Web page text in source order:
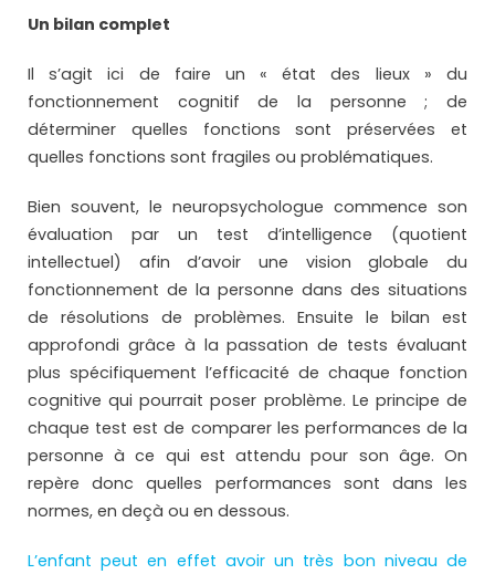
Un bilan complet
Il s’agit ici de faire un « état des lieux » du
fonctionnement cognitif de la personne ; de
déterminer quelles fonctions sont préservées et
quelles fonctions sont fragiles ou problématiques.
Bien souvent, le neuropsychologue commence son
évaluation par un test d’intelligence (quotient
intellectuel) afin d’avoir une vision globale du
fonctionnement de la personne dans des situations
de résolutions de problèmes. Ensuite le bilan est
approfondi grâce à la passation de tests évaluant
plus spécifiquement l’efficacité de chaque fonction
cognitive qui pourrait poser problème. Le principe de
chaque test est de comparer les performances de la
personne à ce qui est attendu pour son âge. On
repère donc quelles performances sont dans les
normes, en deçà ou en dessous.
L’enfant peut en effet avoir un très bon niveau de